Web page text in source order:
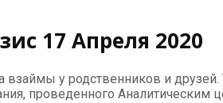
17 Апреля 2020
взаймы у родственников и
проведенного